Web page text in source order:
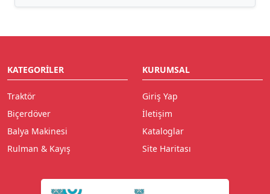
KATEGORILER
Traktör
Biçerdöver
Balya Makinesi
Rulman & Kayış
KURUMSAL
Giriş Yap
İletişim
Kataloglar
Site Haritası